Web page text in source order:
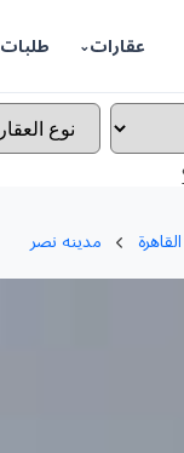
عقارات طلبات
القاهرة مدينه نصر